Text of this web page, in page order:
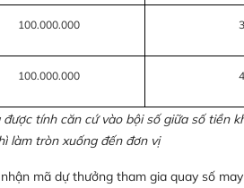
100.000.000 3
100.000.000 4
tính căn cứ vào bội số giữa số tiền
làm tròn xuống đến đơn vị
mã dự thưởng tham gia quay số